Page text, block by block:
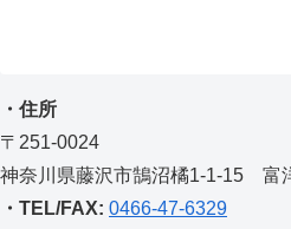
・住所
〒251-0024
神奈川県藤沢市鵠沼橘1-1-15 富
・TEL/FAX: 0466-47-6329